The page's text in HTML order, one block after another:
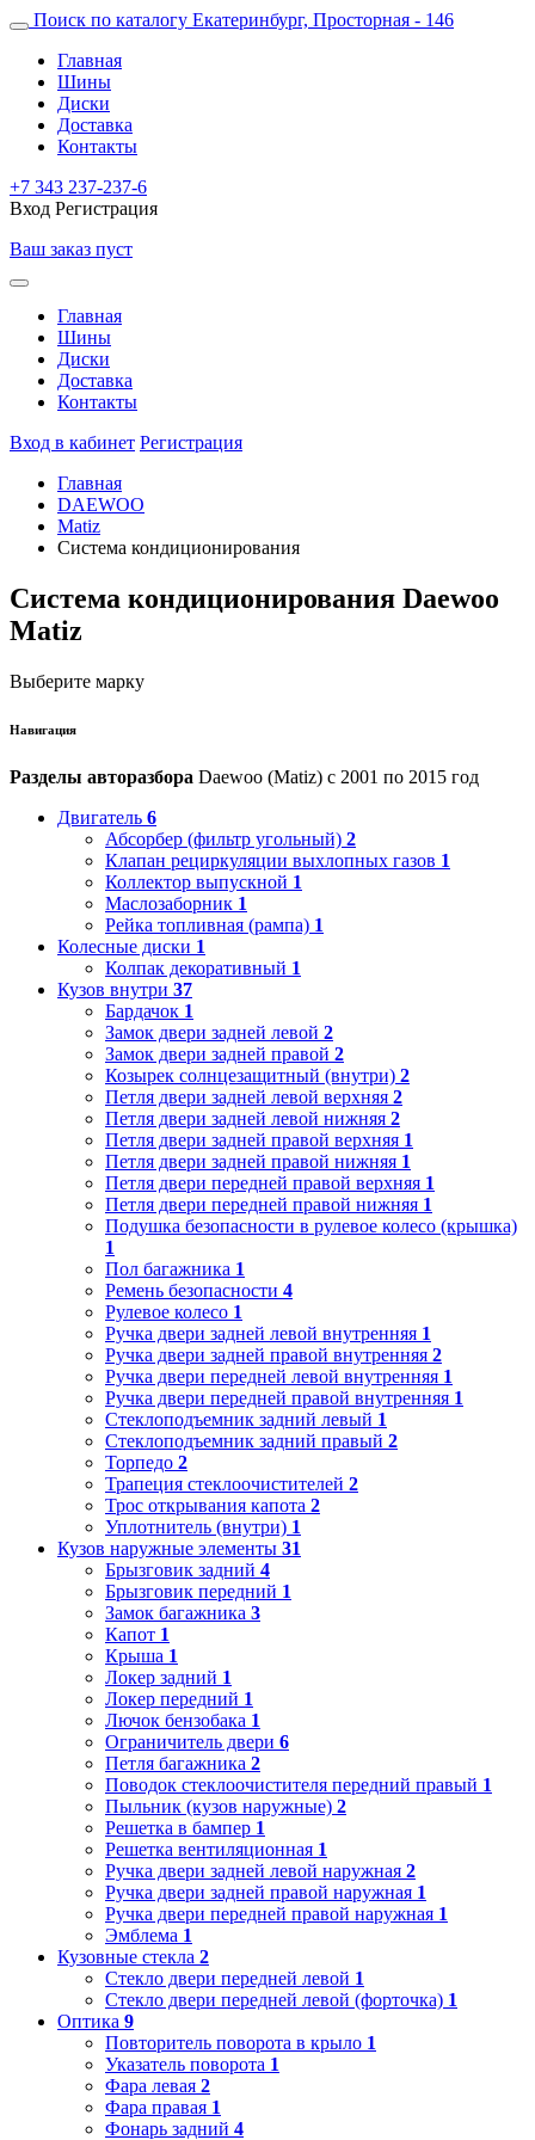
Поиск по каталогу Екатеринбург, Просторная - 146
Главная
Шины
Диски
Доставка
Контакты
+7 343 237-237-6
Вход Регистрация
Ваш заказ пуст
Главная
Шины
Диски
Доставка
Контакты
Вход в кабинет Регистрация
Главная
DAEWOO
Matiz
Система кондиционирования
Система кондиционирования Daewoo
Matiz
Выберите марку
Навигация
Разделы авторазбора Daewoo (Matiz) с 2001 по 2015 год
Двигатель 6
Абсорбер (фильтр угольный) 2
Клапан рециркуляции выхлопных газов 1
Коллектор выпускной 1
Маслозаборник 1
Рейка топливная (рампа) 1
Колесные диски 1
Колпак декоративный 1
Кузов внутри 37
Бардачок 1
Замок двери задней левой 2
Замок двери задней правой 2
Козырек солнцезащитный (внутри) 2
Петля двери задней левой верхняя 2
Петля двери задней левой нижняя 2
Петля двери задней правой верхняя 1
Петля двери задней правой нижняя 1
Петля двери передней правой верхняя 1
Петля двери передней правой нижняя 1
Подушка безопасности в рулевое колесо (крышка)
1
Пол багажника 1
Ремень безопасности 4
Рулевое колесо 1
Ручка двери задней левой внутренняя 1
Ручка двери задней правой внутренняя 2
Ручка двери передней левой внутренняя 1
Ручка двери передней правой внутренняя 1
Стеклоподъемник задний левый 1
Стеклоподъемник задний правый 2
Торпедо 2
Трапеция стеклоочистителей 2
Трос открывания капота 2
Уплотнитель (внутри) 1
Кузов наружные элементы 31
Брызговик задний 4
Брызговик передний 1
Замок багажника 3
Капот 1
Крыша 1
Локер задний 1
Локер передний 1
Лючок бензобака 1
Ограничитель двери 6
Петля багажника 2
Поводок стеклоочистителя передний правый 1
Пыльник (кузов наружные) 2
Решетка в бампер 1
Решетка вентиляционная 1
Ручка двери задней левой наружная 2
Ручка двери задней правой наружная 1
Ручка двери передней правой наружная 1
Эмблема 1
Кузовные стекла 2
Стекло двери передней левой 1
Стекло двери передней левой (форточка) 1
Оптика 9
Повторитель поворота в крыло 1
Указатель поворота 1
Фара левая 2
Фара правая 1
Фонарь задний 4